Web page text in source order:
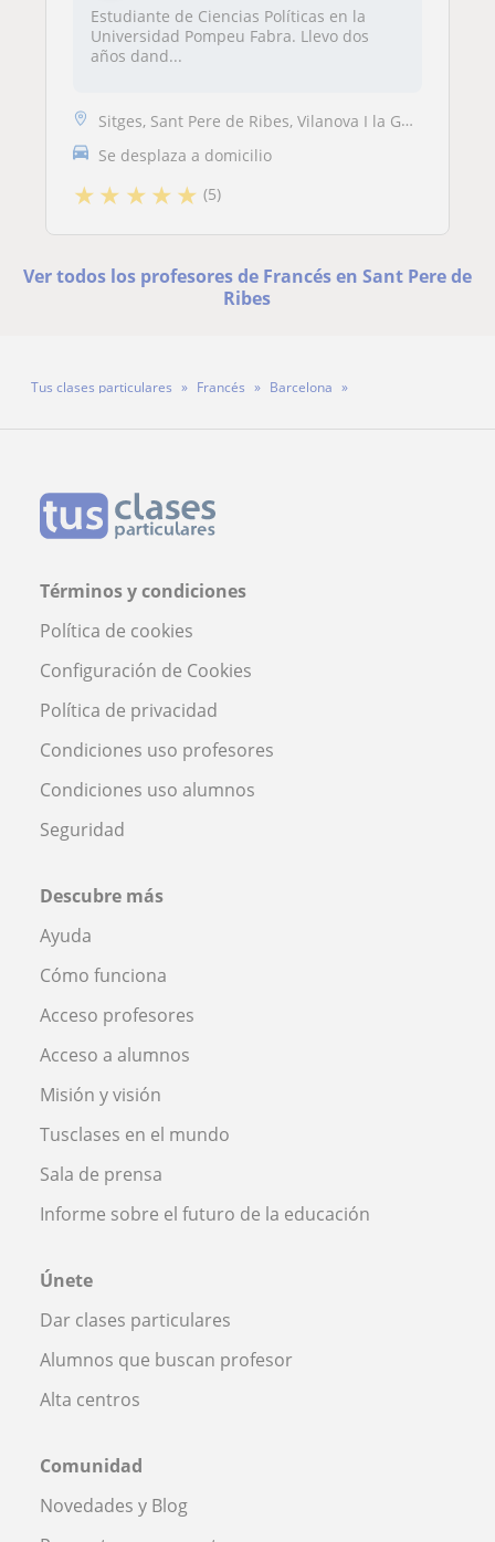
Estudiante de Ciencias Políticas en la
Universidad Pompeu Fabra. Llevo dos
años dand...
Sitges, Sant Pere de Ribes, Vilanova I la Geltrú
Se desplaza a domicilio
★★ ★★★ (5)
Ver todos los profesores de Francés en Sant Pere de
Ribes
Tus clases particulares Francés
Barcelona
Términos y condiciones
Política de cookies
Configuración de Cookies
Política de privacidad
Condiciones uso profesores
Condiciones uso alumnos
Seguridad
Descubre más
Ayuda
Cómo funciona
Acceso profesores
Acceso a alumnos
Misión y visión
Tusclases en el mundo
Sala de prensa
Informe sobre el futuro de la educación
Únete
Dar clases particulares
Alumnos que buscan profesor
Alta centros
Comunidad
Novedades y Blog